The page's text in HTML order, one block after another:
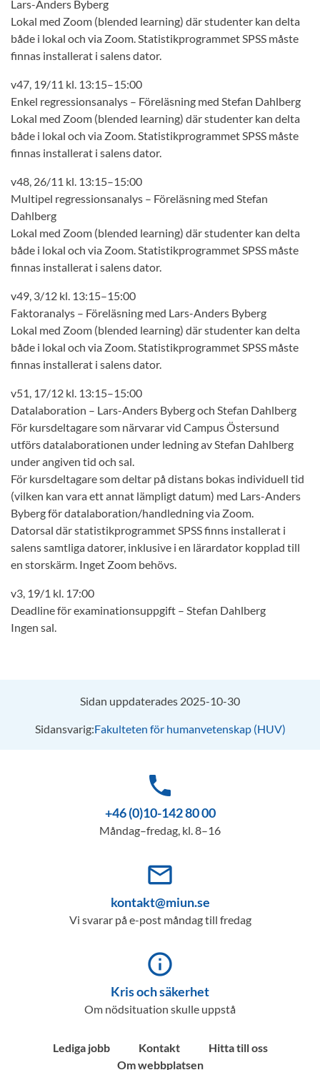
Lars-Anders Byberg
Lokal med Zoom (blended learning) där studenter kan delta
både i lokal och via Zoom. Statistikprogrammet SPSS måste
finnas installerat i salens dator.
v47, 19/11 kl. 13:15–15:00
Enkel regressionsanalys – Föreläsning med Stefan Dahlberg
Lokal med Zoom (blended learning) där studenter kan delta
både i lokal och via Zoom. Statistikprogrammet SPSS måste
finnas installerat i salens dator.
v48, 26/11 kl. 13:15–15:00
Multipel regressionsanalys – Föreläsning med Stefan
Dahlberg
Lokal med Zoom (blended learning) där studenter kan delta
både i lokal och via Zoom. Statistikprogrammet SPSS måste
finnas installerat i salens dator.
v49, 3/12 kl. 13:15–15:00
Faktoranalys – Föreläsning med Lars-Anders Byberg
Lokal med Zoom (blended learning) där studenter kan delta
både i lokal och via Zoom. Statistikprogrammet SPSS måste
finnas installerat i salens dator.
v51, 17/12 kl. 13:15–15:00
Datalaboration – Lars-Anders Byberg och Stefan Dahlberg
För kursdeltagare som närvarar vid Campus Östersund
utförs datalaborationen under ledning av Stefan Dahlberg
under angiven tid och sal.
För kursdeltagare som deltar på distans bokas individuell tid
(vilken kan vara ett annat lämpligt datum) med Lars-Anders
Byberg för datalaboration/handledning via Zoom.
Datorsal där statistikprogrammet SPSS finns installerat i
salens samtliga datorer, inklusive i en lärardator kopplad till
en storskärm. Inget Zoom behövs.
v3, 19/1 kl. 17:00
Deadline för examinationsuppgift – Stefan Dahlberg
Ingen sal.
Sidan uppdaterades 2025-10-30
Sidansvarig:Fakulteten för humanvetenskap (HUV)
phone
+46 (0)10-142 80 00
Måndag–fredag, kl. 8–16
mail_outline
kontakt@miun.se
Vi svarar på e-post måndag till fredag
info_outline
Kris och säkerhet
Om nödsituation skulle uppstå
Lediga jobb Kontakt
Hitta till oss
Om webbplatsen